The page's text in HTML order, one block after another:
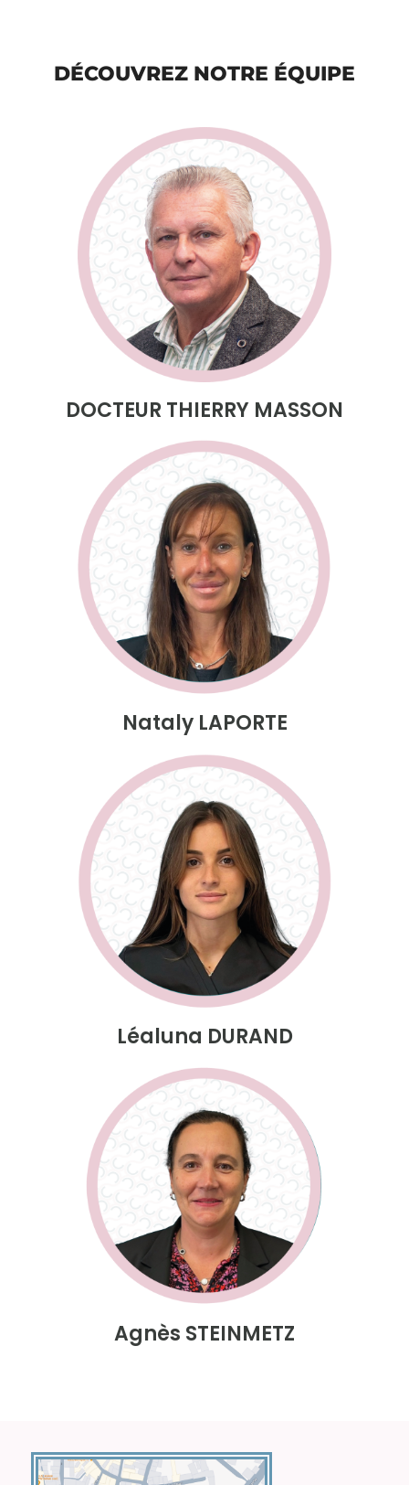
DÉCOUVREZ NOTRE ÉQUIPE
DOCTEUR THIERRY MASSON
Nataly LAPORTE
Léaluna DURAND
Agnès STEINMETZ